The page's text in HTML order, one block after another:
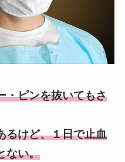
・ピンを抜いてもさ
るけど、１日で止血
ない。